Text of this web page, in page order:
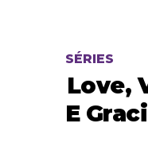
SÉRIES
Love,
E